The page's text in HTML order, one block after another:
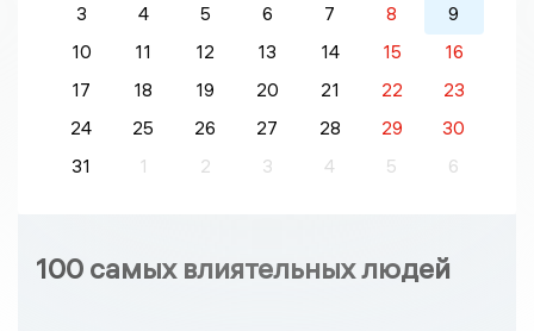
3
4 5 6 7 8
9
10
11 12 13 14 15
16
17
18 19 20 21 22
23
24
25 26 27 28 29
30
31
1 2 3 4 5 6
100 самых влиятельных людей